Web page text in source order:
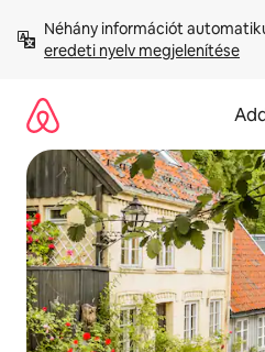
tartalomra
Néhány információt
eredeti nyelv megjelenítése